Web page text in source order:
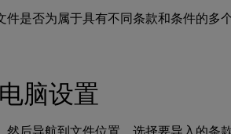
件是否为属于具有不同条款和条件的多
脑设置
，然后导航到文件位置，选择要导入的条